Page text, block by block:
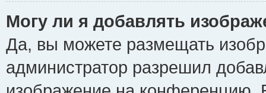
Могу ли я добавлять
Да, вы можете размещать
администратор разрешил